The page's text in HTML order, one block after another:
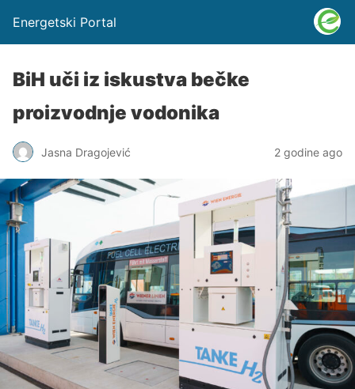
Energetski Portal
BiH uči iz iskustva bečke
proizvodnje vodonika
Jasna Dragojević 2 godine ago